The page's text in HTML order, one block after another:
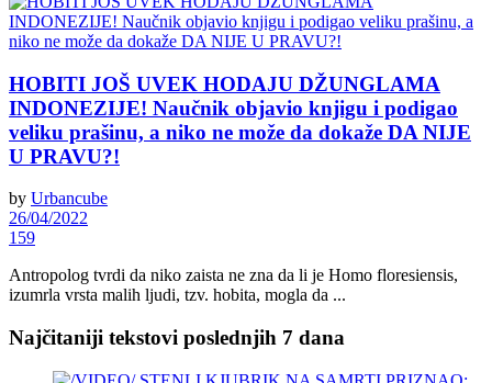
HOBITI JOŠ UVEK HODAJU DŽUNGLAMA
INDONEZIJE! Naučnik objavio knjigu i podigao
veliku prašinu, a niko ne može da dokaže DA NIJE
U PRAVU?!
by Urbancube
26/04/2022
159
Antropolog tvrdi da niko zaista ne zna da li je Homo floresiensis,
izumrla vrsta malih ljudi, tzv. hobita, mogla da ...
Najčitaniji tekstovi poslednjih 7 dana